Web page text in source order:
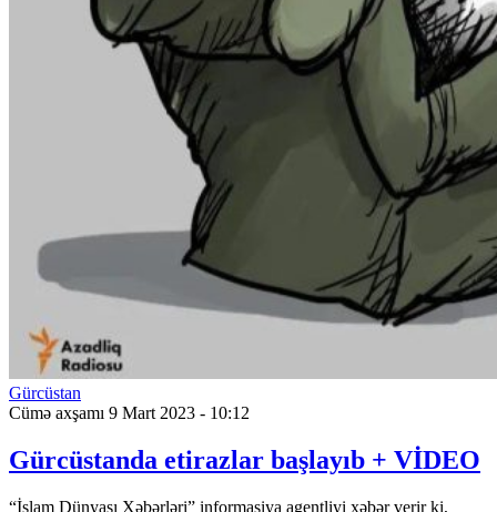
Gürcüstan
Cümə axşamı 9 Mart 2023 - 10:12
Gürcüstanda etirazlar başlayıb + VİDEO
“İslam Dünyası Xəbərləri” informasiya agentliyi xəbər verir ki,